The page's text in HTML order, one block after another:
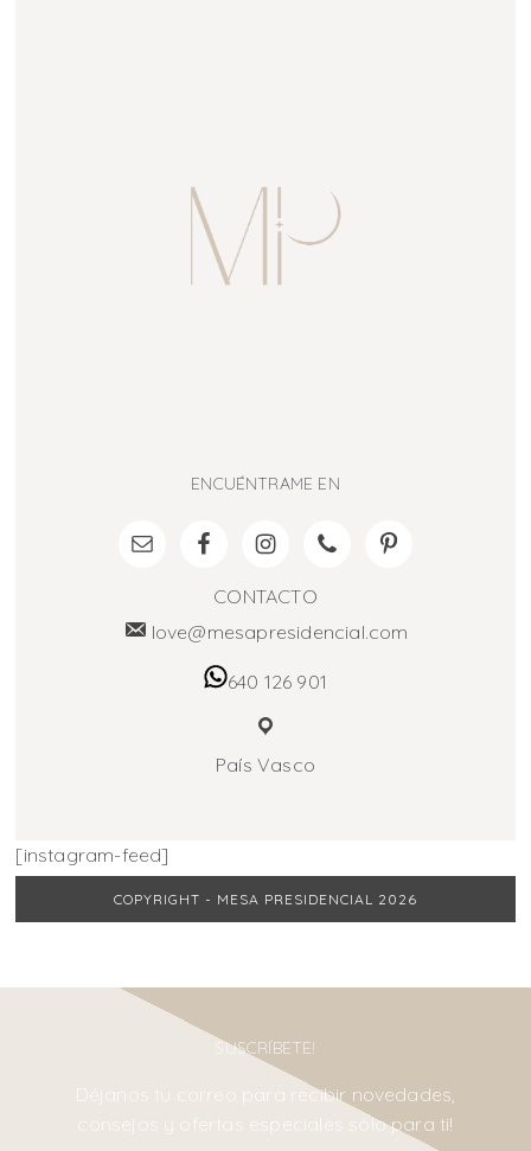
ENCUÉNTRAME EN
CONTACTO
love@mesapresidencial.com
640 126 901
País Vasco
[instagram-feed]
COPYRIGHT - MESA PRESIDENCIAL 2026
SUSCRÍBETE!
Déjanos tu correo para recibir novedades,
consejos y ofertas especiales sólo para ti!